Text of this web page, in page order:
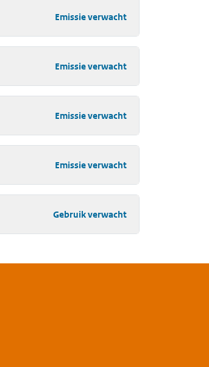
Emissie verwacht
Emissie verwacht
Emissie verwacht
Emissie verwacht
Gebruik verwacht